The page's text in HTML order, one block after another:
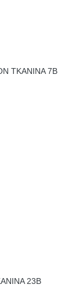
TKANINA 7B
23B